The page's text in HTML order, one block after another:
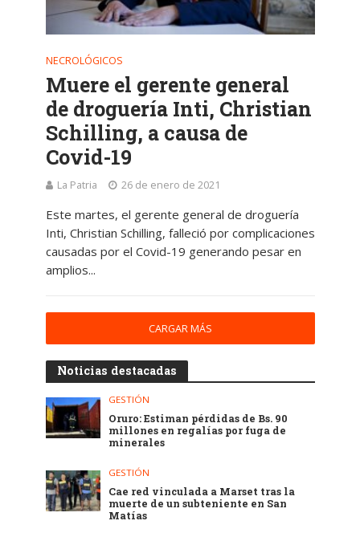
NECROLÓGICOS
Muere el gerente general
de droguería Inti, Christian
Schilling, a causa de
Covid-19
La Patria 26 de enero de 2021
Este martes, el gerente general de droguería
Inti, Christian Schilling, falleció por complicaciones
causadas por el Covid-19 generando pesar en
amplios...
CARGAR MÁS
Noticias destacadas
GESTIÓN
Oruro: Estiman pérdidas de Bs. 90
millones en regalías por fuga de
minerales
GESTIÓN
Cae red vinculada a Marset tras la
muerte de un subteniente en San
Matías